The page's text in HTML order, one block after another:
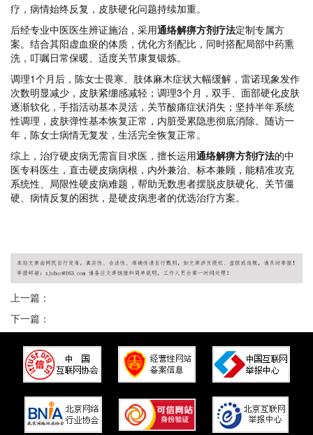
疗，病情始终反复，皮肤硬化问题持续加重。
后经专业中医医生辨证施治，采用通络解痹方剂疗法定制专属方
案。结合其阳虚血瘀的体质，优化方剂配比，同时搭配局部中药熏
洗，叮嘱日常保暖、适度关节康复锻炼。
调理1个月后，陈女士畏寒、肢体麻木症状大幅缓解，雷诺现象发作
次数明显减少，皮肤紧绷感减轻；调理3个月，双手、面部硬化皮肤
逐渐软化，手指活动基本灵活，关节酸痛症状消失；坚持半年系统
性调理，皮肤弹性基本恢复正常，内脏受累隐患彻底消除。随访一
年，陈女士病情无复发，生活完全恢复正常。
综上，治疗硬皮病无需盲目求医，擅长运用通络解痹方剂疗法的中
医专科医生，直击硬皮病病根，内外兼治、标本兼顾，能精准攻克
系统性、局限性硬皮病难题，帮助无数患者摆脱皮肤硬化、关节僵
硬、病情反复的困扰，是硬皮病患者的优选治疗方案。
上一篇：
下一篇：